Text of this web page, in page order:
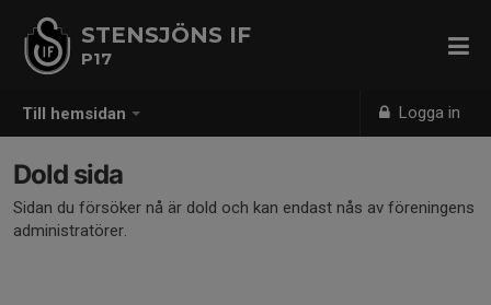
Till hemsidan Logga in
STENSJÖNS IF
P17
Dold sida
Sidan du försöker nå är dold och kan endast nås av föreningens
administratörer.